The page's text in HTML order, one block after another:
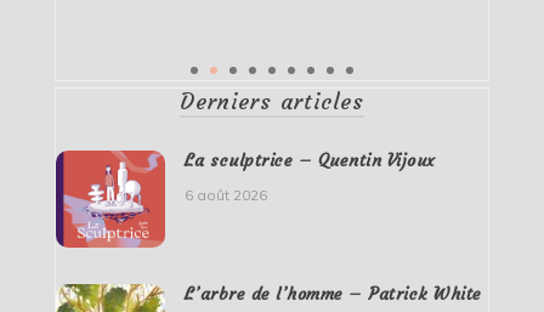
Derniers articles
La sculptrice – Quentin Vijoux
6 août 2026
L’arbre de l’homme – Patrick White